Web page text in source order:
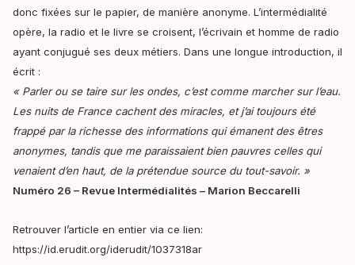
donc fixées sur le papier, de manière anonyme. L’intermédialité
opère, la radio et le livre se croisent, l’écrivain et homme de radio
ayant conjugué ses deux métiers. Dans une longue introduction, il
écrit :
« Parler ou se taire sur les ondes, c’est comme marcher sur l’eau.
Les nuits de France cachent des miracles, et j’ai toujours été
frappé par la richesse des informations qui émanent des êtres
anonymes, tandis que me paraissaient bien pauvres celles qui
venaient d’en haut, de la prétendue source du tout-savoir. »
Numéro 26 – Revue Intermédialités – Marion Beccarelli
Retrouver l’article en entier via ce lien:
https://id.erudit.org/iderudit/1037318ar